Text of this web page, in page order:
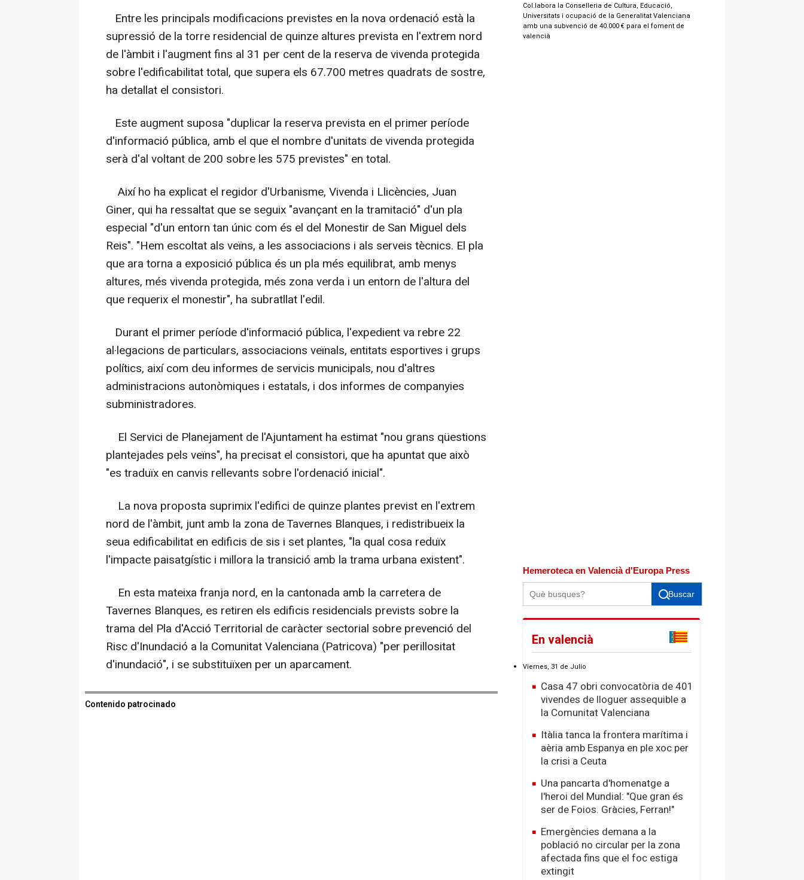
Entre les principals modificacions previstes en la nova ordenació està la
supressió de la torre residencial de quinze altures prevista en l'extrem nord
de l'àmbit i l'augment fins al 31 per cent de la reserva de vivenda protegida
sobre l'edificabilitat total, que supera els 67.700 metres quadrats de sostre,
ha detallat el consistori.
Este augment suposa "duplicar la reserva prevista en el primer període
d'informació pública, amb el que el nombre d'unitats de vivenda protegida
serà d'al voltant de 200 sobre les 575 previstes" en total.
Així ho ha explicat el regidor d'Urbanisme, Vivenda i Llicències, Juan
Giner, qui ha ressaltat que se seguix "avançant en la tramitació" d'un pla
especial "d'un entorn tan únic com és el del Monestir de San Miguel dels
Reis". "Hem escoltat als veïns, a les associacions i als serveis tècnics. El pla
que ara torna a exposició pública és un pla més equilibrat, amb menys
altures, més vivenda protegida, més zona verda i un entorn de l'altura del
que requerix el monestir", ha subratllat l'edil.
Durant el primer període d'informació pública, l'expedient va rebre 22
al·legacions de particulars, associacions veïnals, entitats esportives i grups
polítics, així com deu informes de servicis municipals, nou d'altres
administracions autonòmiques i estatals, i dos informes de companyies
subministradores.
El Servici de Planejament de l'Ajuntament ha estimat "nou grans qüestions
plantejades pels veïns", ha precisat el consistori, que ha apuntat que això
"es traduïx en canvis rellevants sobre l'ordenació inicial".
La nova proposta suprimix l'edifici de quinze plantes previst en l'extrem
nord de l'àmbit, junt amb la zona de Tavernes Blanques, i redistribueix la
seua edificabilitat en edificis de sis i set plantes, "la qual cosa reduïx
l'impacte paisatgístic i millora la transició amb la trama urbana existent".
En esta mateixa franja nord, en la cantonada amb la carretera de
Tavernes Blanques, es retiren els edificis residencials prevists sobre la
trama del Pla d'Acció Territorial de caràcter sectorial sobre prevenció del
Risc d'Inundació a la Comunitat Valenciana (Patricova) "per perillositat
d'inundació", i se substituïxen per un aparcament.
Contenido patrocinado
Col.labora la Conselleria de Cultura, Educació,
Universitats i ocupació de la Generalitat Valenciana
amb una subvenció de 40.000 € para el foment de
valencià
Hemeroteca en Valencià d'Europa Press
Buscar
En valencià
Viernes, 31 de Julio
Casa 47 obri convocatòria de 401
vivendes de lloguer assequible a
la Comunitat Valenciana
Itàlia tanca la frontera marítima i
aèria amb Espanya en ple xoc per
la crisi a Ceuta
Una pancarta d'homenatge a
l'heroi del Mundial: "Que gran és
ser de Foios. Gràcies, Ferran!"
Emergències demana a la
població no circular per la zona
afectada fins que el foc estiga
extingit